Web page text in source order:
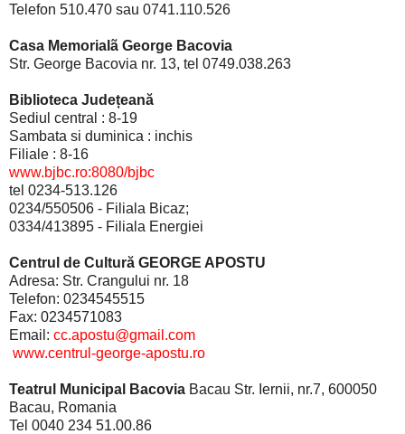
Telefon 510.470 sau 0741.110.526
Casa Memorialã George Bacovia
Str. George Bacovia nr. 13, tel 0749.038.263
Biblioteca Județeană
Sediul central : 8-19
Sambata si duminica : inchis
Filiale : 8-16
www.bjbc.ro:8080/bjbc
tel 0234-513.126
0234/550506 - Filiala Bicaz;
0334/413895 - Filiala Energiei
Centrul de Cultură GEORGE APOSTU
Adresa: Str. Crangului nr. 18
Telefon: 0234545515
Fax: 0234571083
Email: cc.apostu@gmail.com
www.centrul-george-apostu.ro
Teatrul Municipal Bacovia Bacau Str. Iernii, nr.7, 600050
Bacau, Romania
Tel 0040 234 51.00.86